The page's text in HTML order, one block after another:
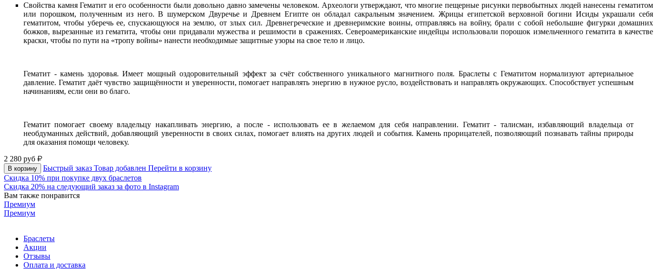
Свойства камня Гематит и его особенности были довольно давно замечены человеком. Археологи утверждают, что многие пещерные рисунки первобытных людей нанесены гематитом
или порошком, полученным из него. В шумерском Двуречье и Древнем Египте он обладал сакральным значением. Жрицы египетской верховной богини Исиды украшали себя
гематитом, чтобы уберечь ее, спускающуюся на землю, от злых сил. Древнегреческие и древнеримские воины, отправляясь на войну, брали с собой небольшие фигурки домашних
божков, вырезанные из гематита, чтобы они придавали мужества и решимости в сражениях. Североамериканские индейцы использовали порошок измельченного гематита в качестве
краски, чтобы по пути на «тропу войны» нанести необходимые защитные узоры на свое тело и лицо.
Гематит - камень здоровья. Имеет мощный оздоровительный эффект за счёт собственного уникального магнитного поля. Браслеты с Гематитом нормализуют артериальное
давление. Гематит даёт чувство защищённости и уверенности, помогает направлять энергию в нужное русло, воздействовать и направлять окружающих. Способствует успешным
начинаниям, если они во благо.
Гематит помогает своему владельцу накапливать энергию, а после - использовать ее в желаемом для себя направлении. Гематит - талисман, избавляющий владельца от
необдуманных действий, добавляющий уверенности в своих силах, помогает влиять на других людей и события. Камень прорицателей, позволяющий познавать тайны природы
для оказания помощи человеку.
2 280 руб
В корзину Быстрый заказ Товар добавлен Перейти в корзину
Скидка 10% при покупке двух браслетов
Скидка 20% на следующий заказ за фото в Instagram
Вам также понравится
Премиум
Премиум
Браслеты
Акции
Отзывы
Оплата и доставка